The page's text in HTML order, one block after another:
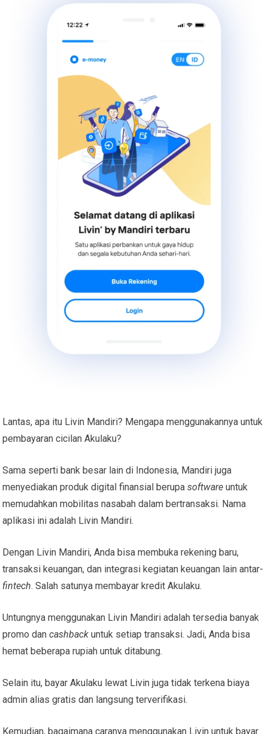
Lantas, apa itu Livin Mandiri? Mengapa menggunakannya untuk
pembayaran cicilan Akulaku?
Sama seperti bank besar lain di Indonesia, Mandiri juga
menyediakan produk digital finansial berupasoftware untuk
memudahkan mobilitas nasabah dalam bertransaksi. Nama
aplikasi ini adalah Livin Mandiri.
Dengan Livin Mandiri, Anda bisa membuka rekening baru,
transaksi keuangan, dan integrasi kegiatan keuangan lain antar-
fintech. Salah satunya membayar kredit Akulaku.
Untungnya menggunakan Livin Mandiri adalah tersedia banyak
promo dancashback untuk setiap transaksi. Jadi, Anda bisa
hemat beberapa rupiah untuk ditabung.
Selain itu,bayar Akulaku lewat Livin juga tidak terkena biaya
admin alias gratis dan langsung terverifikasi.
Kemudian, bagaimana caranya menggunakan Livin untuk bayar